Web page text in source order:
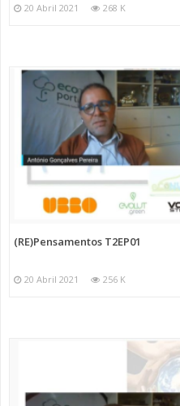
20 Abril 2021 268 K
(RE)Pensamentos T2EP01
20 Abril 2021 256 K